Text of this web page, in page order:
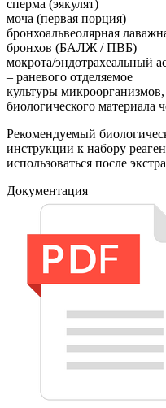
сперма (эякулят)
моча (первая порция)
бронхоальвеолярная
бронхов (БАЛЖ / ПВБ)
мокрота/эндотрахеальный
– раневого отделяемое
культуры
биологического материала
Рекомендуемый
инструкции к набору
использоваться после
Документация